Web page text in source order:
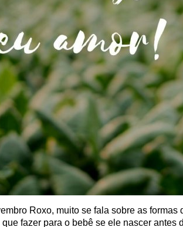
Roxo, muito se fala sobre as formas
que fazer para o bebê se ele nascer antes